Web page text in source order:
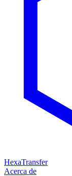
HexaTransfer
Acerca de